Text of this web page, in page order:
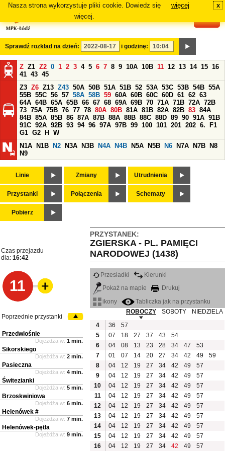
Nasza strona wykorzystuje pliki cookie. Dowiedz się
więcej.
więcej x
Sprawdź rozkład na dzień: i godzinę:
Z Z1 Z2 0 1 2 3 4 5 6 7 8 9 10A 10B 11 12 13 14 15 16
41 43 45
Z3 Z6 Z13 Z43 50A 50B 51A 51B 52 53A 53C 53B 54B 55A
55B 55C 56 57 58A 58B 59 60A 60B 60C 60D 61 62 63
64A 64B 65A 65B 66 67 68 69A 69B 70 71A 71B 72A 72B
73 75A 75B 76 77 78 80A 80B 81A 81B 82A 82B 83 84A
84B 85A 85B 86 87A 87B 88A 88B 88C 88D 89 90 91A 91B
91C 92A 92B 93 94 96 97A 97B 99 100 101 201 202 6.
F1
G1 G2 H
W
N1A
N1B N2 N3A N3B N4A N4B N5A N5B N6 N7A N7B
N8
N9
Linie Zmiany Utrudnienia
Przystanki Połączenia Schematy
Pobierz
PRZYSTANEK:
ZGIERSKA - PL. PAMIĘCI
NARODOWEJ (1438)
Czas przejazdu
dla: 16:42
11
Przesiadki
Kierunki
Pokaż na mapie
Drukuj
ikony
Tabliczka jak na przystanku
ROBOCZY
SOBOTY
NIEDZIELA
4
36
57
5
07 18 27 37 43
54
6
04 08 13 23 28 34 47
53
7
01 07 14 20 27 34 42 49
59
8
04 12 19 27 34 42 49
57
9
04 12 19 27 34 42 49
57
10
04 12 19 27 34 42 49
57
11
04 12 19 27 34 42 49
57
12
04 12 19 27 34 42 49
57
13
04 12 19 27 34 42 49
57
14
04 12 19 27 34 42 49
57
15
04 12 19 27 34 42 49
57
16
04 12 19 27 34 42 49 57
Poprzednie przystanki
Przedwiośnie
Dojeżdża w: 1 min.
Sikorskiego
Dojeżdża w: 2 min.
Pasieczna
Dojeżdża w: 4 min.
Świtezianki
Dojeżdża w: 5 min.
Brzoskwiniowa
Dojeżdża w: 6 min.
Helenówek #
Dojeżdża w: 7 min.
Helenówek-pętla
Dojeżdża w: 9 min.